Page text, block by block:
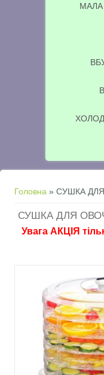
МАЛА
Ви є тут
Головна » СУШКА ДЛЯ
СУШКА ДЛЯ
Увага АКЦІЯ тільки